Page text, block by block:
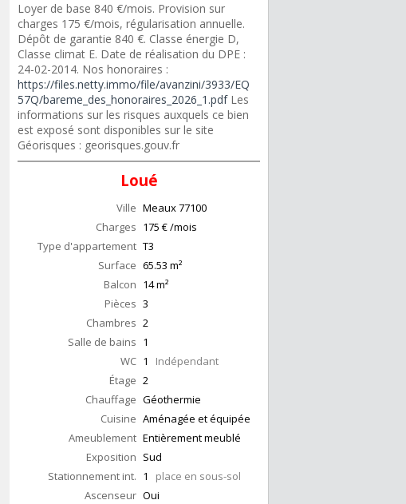
Loyer de base 840 €/mois. Provision sur
charges 175 €/mois, régularisation annuelle.
Dépôt de garantie 840 €. Classe énergie D,
Classe climat E. Date de réalisation du DPE :
24-02-2014. Nos honoraires :
https://files.netty.immo/file/avanzini/3933/EQ
57Q/bareme_des_honoraires_2026_1.pdfLes
informations sur les risques auxquels ce bien
est exposé sont disponibles sur le site
Géorisques : georisques.gouv.fr
Loué
Ville Meaux77100
Charges 175 € /mois
Type d'appartement T3
Surface 65.53 m²
Balcon 14m²
Pièces 3
Chambres 2
Salle de bains 1
WC 1 Indépendant
Étage 2
Chauffage Géothermie
Cuisine Aménagée et équipée
Ameublement Entièrement meublé
Exposition Sud
Stationnement int. 1 place en sous-sol
Ascenseur Oui